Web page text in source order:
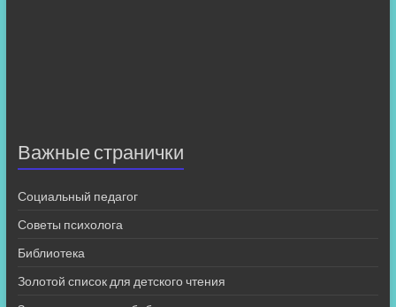
Важные странички
Социальный педагог
Советы психолога
Библиотека
Золотой список для детского чтения